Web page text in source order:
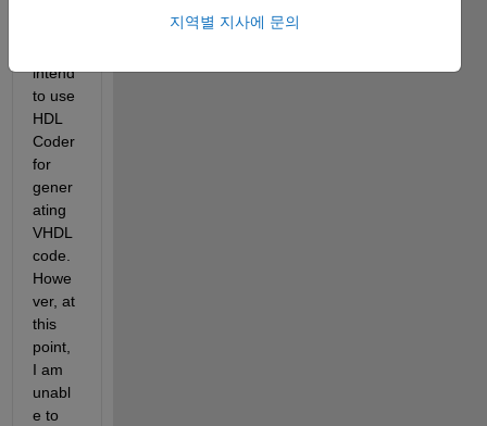
intend
to use
HDL
Coder
for
gener
ating
VHDL
code.
Howe
ver, at
this
point,
I am
unabl
e to
지역별 지사에 문의